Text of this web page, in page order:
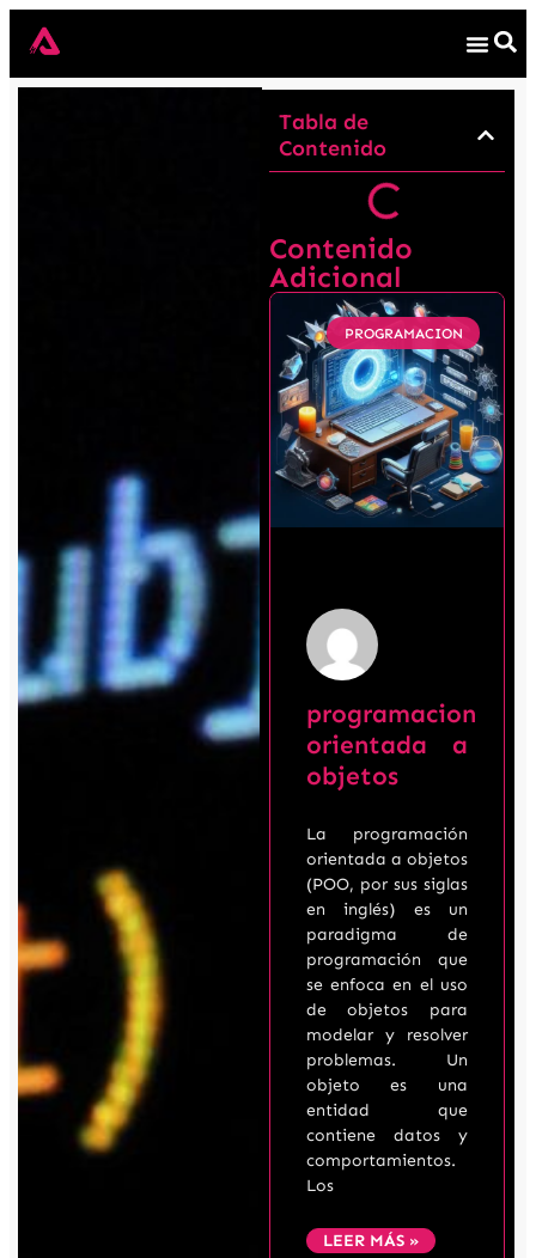
Tabla de
Contenido
Contenido
Adicional
PROGRAMACION
programacion
orientada a
objetos
La programación
orientada a objetos
(POO, por sus siglas
en inglés) es un
paradigma de
programación que
se enfoca en el uso
de objetos para
modelar y resolver
problemas. Un
objeto es una
entidad que
contiene datos y
comportamientos.
Los
LEER MÁS »